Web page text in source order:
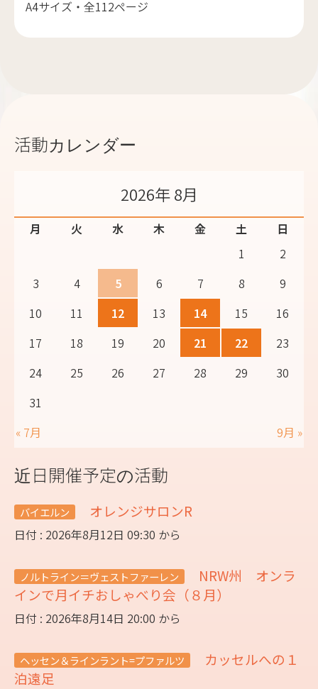
A4サイズ・全112ページ
活動カレンダー
2026年 8月
月 火 水 木 金 土
日
1
2
3
4 5 6 7 8
9
10
11 12 13 14 15
16
17
18 19 20 21 22
23
24
25 26 27 28 29
30
31
« 7月
9月 »
近日開催予定の活動
バイエルン オレンジサロンR
日付 : 2026年8月12日 09:30 から
ノルトライン＝ヴェストファーレン
NRW州 オンラ
インで月イチおしゃべり会（８月）
日付 : 2026年8月14日 20:00 から
ヘッセン＆ラインラント=プファルツ
カッセルへの１
泊遠足